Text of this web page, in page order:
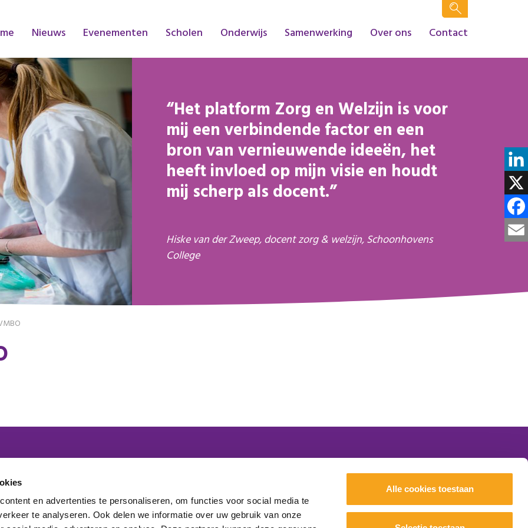
en advertenties te personaliseren, om functies voor social media te
te analyseren. Ook delen we informatie over uw gebruik van onze
Alle cookies toestaan
Nieuws Evenementen Scholen Onderwijs Samenwerking Over ons Contact
Het platform Zorg en Welzijn is voor
mij een verbindende factor en een
bron van vernieuwende ideeën, het
heeft invloed op mijn visie en houdt
mij scherp als docent.
Hiske van der Zweep, docent zorg & welzijn, Schoonhovens
College
lid van het platform
nieuwsbrief maakt onderdeel uit van
Scholen
X